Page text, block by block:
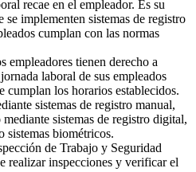
recae en el empleador. Es su
implementen sistemas de registro
cumplan con las normas
empleadores tienen derecho a
laboral de sus empleados
cumplan los horarios establecidos.
sistemas de registro manual,
sistemas de registro digital,
sistemas biométricos.
de Trabajo y Seguridad
realizar inspecciones y verificar el